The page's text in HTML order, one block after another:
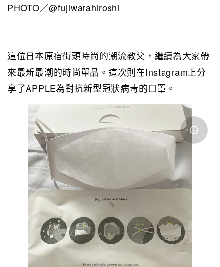
PHOTO／@fujiwarahiroshi
這位日本原宿街頭時尚的潮流教父，繼續為大家帶
來最新最潮的時尚單品。這次則在Instagram上分
享了APPLE為對抗新型冠狀病毒的口罩。